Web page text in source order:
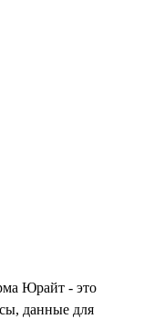
Юрайт - это
данные для